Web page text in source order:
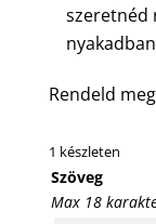
szeretnéd
Rendeld
1 készleten
Szöveg
Max 18